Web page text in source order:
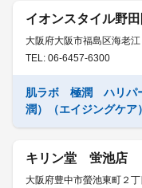
イオンスタイル野
大阪府大阪市福島区海老江
TEL: 06-6457-6300
肌ラボ 極潤 ハリパ
潤）（エイジングケア）
キリン堂 蛍池店
大阪府豊中市螢池東町２丁